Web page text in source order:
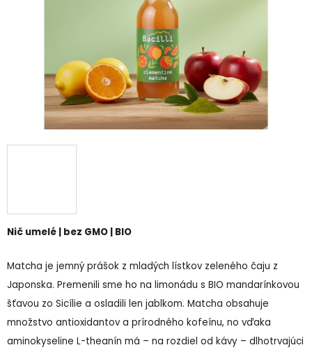
Nič umelé | bez GMO | BIO
Matcha je jemný prášok z mladých lístkov zeleného čaju z
Japonska. Premenili sme ho na limonádu s BIO mandarínkovou
šťavou zo Sicílie a osladili len jablkom. Matcha obsahuje
množstvo antioxidantov a prírodného kofeínu, no vďaka
aminokyseline L-theanín má – na rozdiel od kávy – dlhotrvajúci